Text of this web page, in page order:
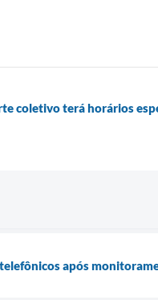
coletivo terá horários
após